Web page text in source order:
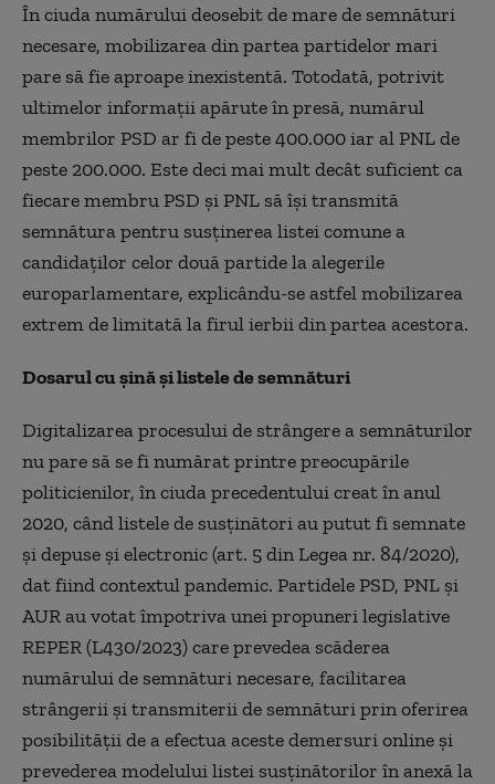
În ciuda numărului deosebit de mare de semnături
necesare, mobilizarea din partea partidelor mari
pare să fie aproape inexistentă. Totodată, potrivit
ultimelor informații apărute în presă, numărul
membrilor PSD ar fi de peste 400.000 iar al PNL de
peste 200.000. Este deci mai mult decât suficient ca
fiecare membru PSD și PNL să își transmită
semnătura pentru susținerea listei comune a
candidaților celor două partide la alegerile
europarlamentare, explicându-se astfel mobilizarea
extrem de limitată la firul ierbii din partea acestora.
Dosarul cu șină și listele de semnături
Digitalizarea procesului de strângere a semnăturilor
nu pare să se fi numărat printre preocupările
politicienilor, în ciuda precedentului creat în anul
2020, când listele de susţinători au putut fi semnate
şi depuse şi electronic (art. 5 din Legea nr. 84/2020),
dat fiind contextul pandemic. Partidele PSD, PNL și
AUR au votat împotriva unei propuneri legislative
REPER (L430/2023) care prevedea scăderea
numărului de semnături necesare, facilitarea
strângerii și transmiterii de semnături prin oferirea
posibilității de a efectua aceste demersuri online și
prevederea modelului listei susţinătorilor în anexă la